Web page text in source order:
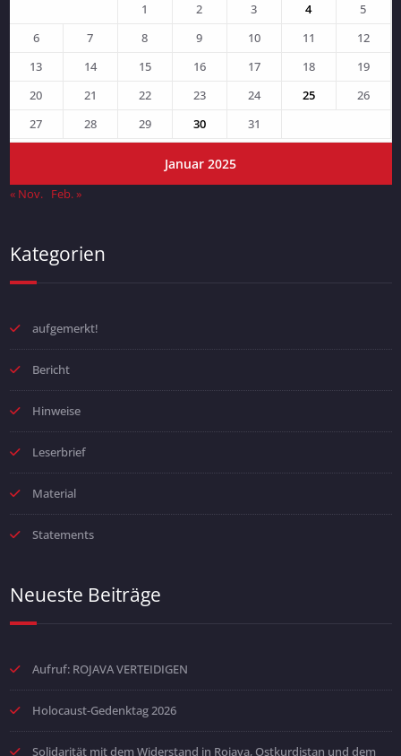
Januar 2025
1
2 3 4
5
6
7 8 9 10 11
12
13
14 15 16 17 18
19
20
21 22 23 24 25
26
27
28 29 30 31
« Nov. Feb. »
Kategorien
aufgemerkt!
Bericht
Hinweise
Leserbrief
Material
Statements
Neueste Beiträge
Aufruf: ROJAVA VERTEIDIGEN
Holocaust-Gedenktag 2026
Solidarität mit dem Widerstand in Rojava, Ostkurdistan und dem